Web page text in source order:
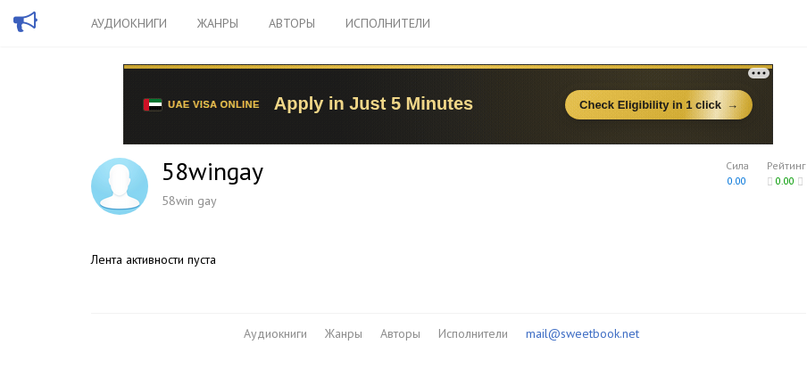
АУДИОКНИГИ ЖАНРЫ АВТОРЫ ИСПОЛНИТЕЛИ
Рейтинг
0.00
Сила
0.00
58wingay
58win gay
Лента активности пуста
Аудиокниги Жанры Авторы Исполнители mail@sweetbook.net